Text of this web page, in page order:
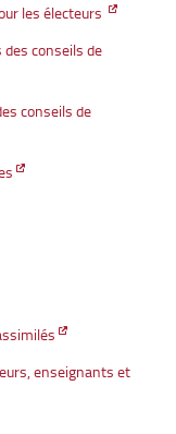
les électeurs
conseils de
conseils de
enseignants et